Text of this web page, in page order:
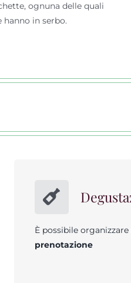
ognuna delle quali
hanno in serbo.
È possibile
prenotazione